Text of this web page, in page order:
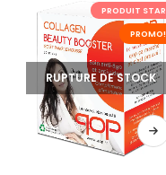
PRODUIT STAR
PROMO!
RUPTURE DE STOCK